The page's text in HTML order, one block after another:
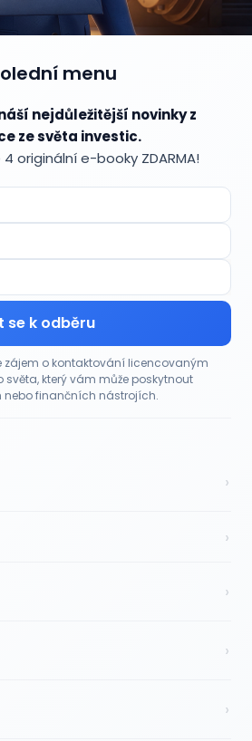
menu
nejdůležitější novinky z
ze světa investic.
originální e-booky ZDARMA!
se k odběru
o kontaktování licencovaným
který vám může poskytnout
finančních nástrojích.
›
›
›
›
›